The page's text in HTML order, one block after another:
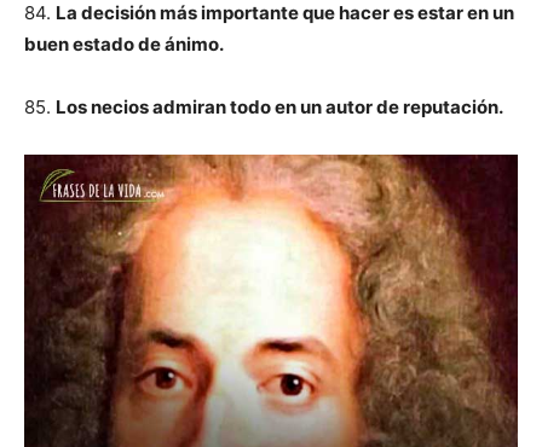
84. La decisión más importante que hacer es estar en un
buen estado de ánimo.
85. Los necios admiran todo en un autor de reputación.